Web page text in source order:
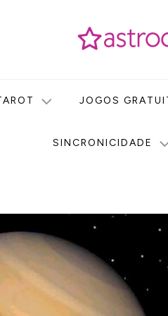
JOGOS
SINCRONICIDADE